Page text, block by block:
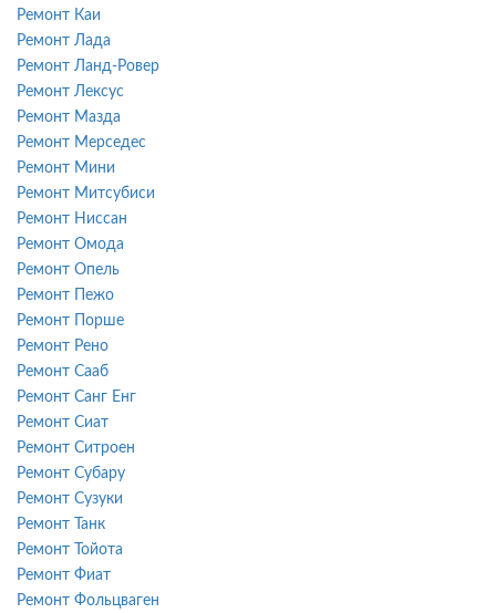
Ремонт Каи
Ремонт Лада
Ремонт Ланд-Ровер
Ремонт Лексус
Ремонт Мазда
Ремонт Мерседес
Ремонт Мини
Ремонт Митсубиси
Ремонт Ниссан
Ремонт Омода
Ремонт Опель
Ремонт Пежо
Ремонт Порше
Ремонт Рено
Ремонт Сааб
Ремонт Санг Енг
Ремонт Сиат
Ремонт Ситроен
Ремонт Субару
Ремонт Сузуки
Ремонт Танк
Ремонт Тойота
Ремонт Фиат
Ремонт Фольцваген